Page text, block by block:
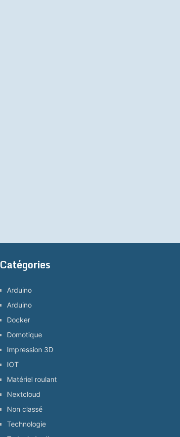
Catégories
Arduino
Arduino
Docker
Domotique
Impression 3D
IOT
Matériel roulant
Nextcloud
Non classé
Technologie